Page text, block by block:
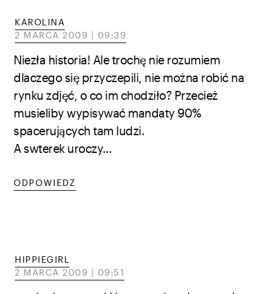
KAROLINA
2 MARCA 2009 | 09:39
Niezła historia! Ale trochę nie rozumiem
dlaczego się przyczepili, nie można robić na
rynku zdjęć, o co im chodziło? Przecież
musieliby wypisywać mandaty 90%
spacerujących tam ludzi.
A swterek uroczy…
ODPOWIEDZ
HIPPIEGIRL
2 MARCA 2009 | 09:51